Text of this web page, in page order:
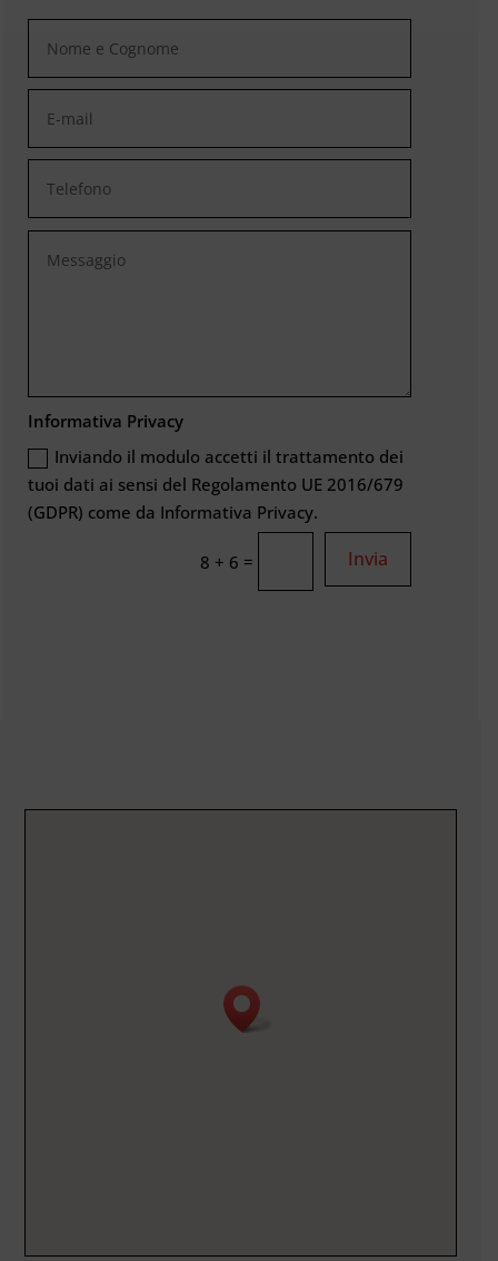
Informativa Privacy
Inviando il modulo accetti il trattamento dei
tuoi dati ai sensi del Regolamento UE 2016/679
(GDPR) come da Informativa Privacy.
8 + 6 = Invia